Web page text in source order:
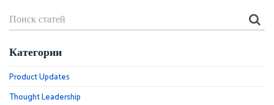
Категории
Product Updates
Thought Leadership